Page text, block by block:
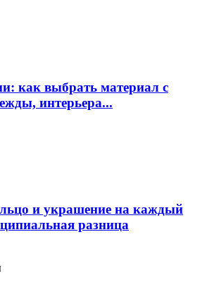
как выбрать материал с
интерьера...
и украшение на каждый
разница